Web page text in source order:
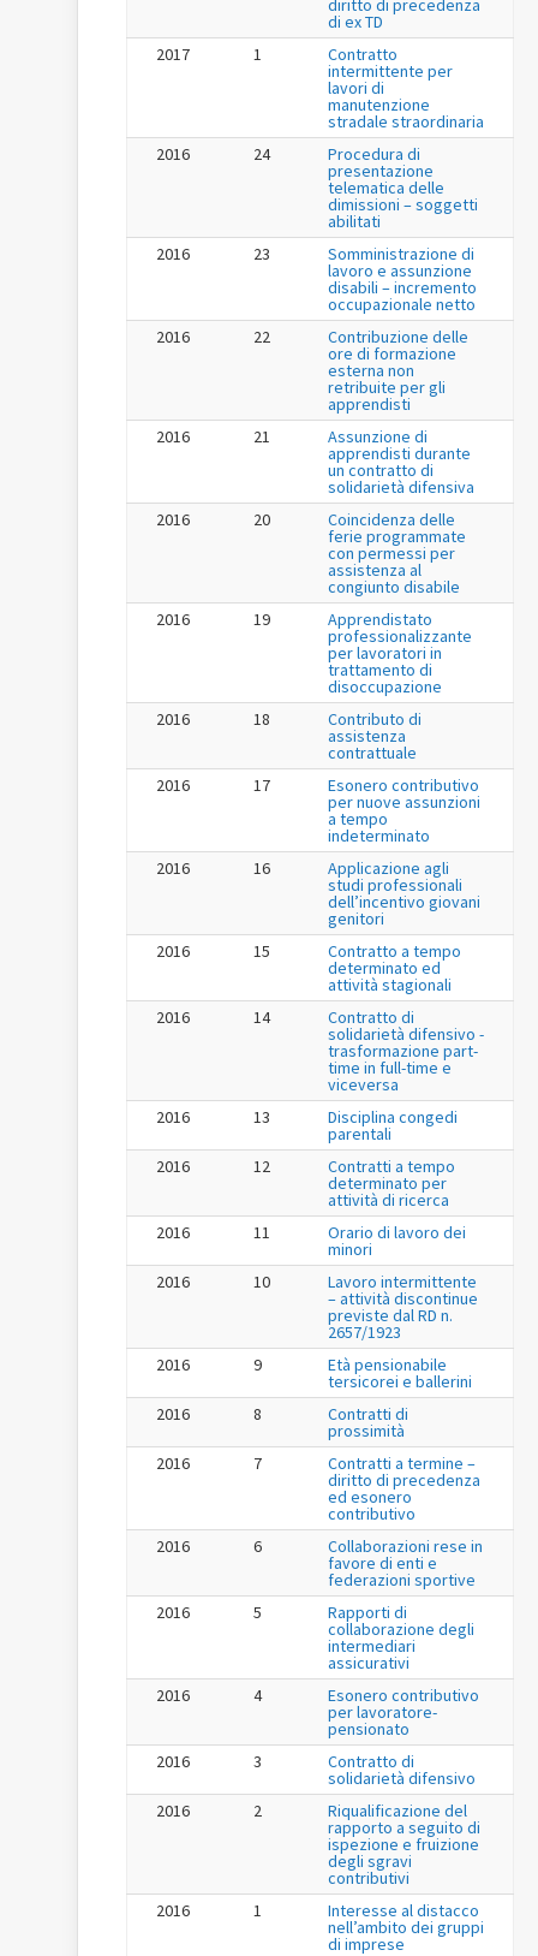
diritto di precedenza
di ex TD
2017
1 Contratto
intermittente per
lavori di
manutenzione
stradale straordinaria
2016
24 Procedura di
presentazione
telematica delle
dimissioni – soggetti
abilitati
2016
23 Somministrazione di
lavoro e assunzione
disabili – incremento
occupazionale netto
2016
22 Contribuzione delle
ore di formazione
esterna non
retribuite per gli
apprendisti
2016
21 Assunzione di
apprendisti durante
un contratto di
solidarietà difensiva
2016
20 Coincidenza delle
ferie programmate
con permessi per
assistenza al
congiunto disabile
2016
19 Apprendistato
professionalizzante
per lavoratori in
trattamento di
disoccupazione
2016
18 Contributo di
assistenza
contrattuale
2016
17 Esonero contributivo
per nuove assunzioni
a tempo
indeterminato
2016
16 Applicazione agli
studi professionali
dell’incentivo giovani
genitori
2016
15 Contratto a tempo
determinato ed
attività stagionali
2016
14 Contratto di
solidarietà difensivo -
trasformazione part-
time in full-time e
viceversa
2016
13 Disciplina congedi
parentali
2016
12 Contratti a tempo
determinato per
attività di ricerca
2016
11 Orario di lavoro dei
minori
2016
10 Lavoro intermittente
– attività discontinue
previste dal RD n.
2657/1923
2016
9 Età pensionabile
tersicorei e ballerini
2016
8 Contratti di
prossimità
2016
7 Contratti a termine –
diritto di precedenza
ed esonero
contributivo
2016
6 Collaborazioni rese in
favore di enti e
federazioni sportive
2016
5 Rapporti di
collaborazione degli
intermediari
assicurativi
2016
4 Esonero contributivo
per lavoratore-
pensionato
2016
3 Contratto di
solidarietà difensivo
2016
2 Riqualificazione del
rapporto a seguito di
ispezione e fruizione
degli sgravi
contributivi
2016
1 Interesse al distacco
nell’ambito dei gruppi
di imprese